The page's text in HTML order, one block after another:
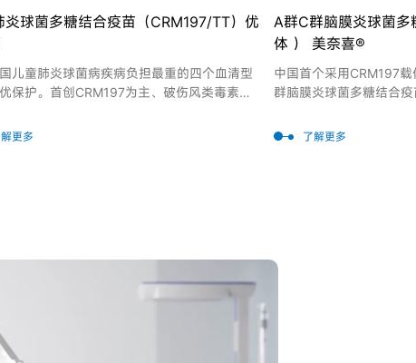
炎球菌多糖结合疫苗（CRM197/TT）优
儿童肺炎球菌病疾病负担最重的四个血清型
保护。首创CRM197为主、破伤风类毒素
的免疫干扰，提升免疫原性。
更多
A群C群脑膜炎球菌
体 ） 美奈喜®
中国首个采用CRM197
群脑膜炎球菌多糖结合
了解更多